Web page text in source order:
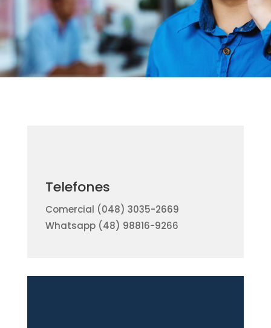
Telefones
Comercial (048) 3035-2669
Whatsapp (48) 98816-9266